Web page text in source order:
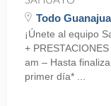
Todo
¡Únete al equipo
+
am – Hasta
primer día* ...